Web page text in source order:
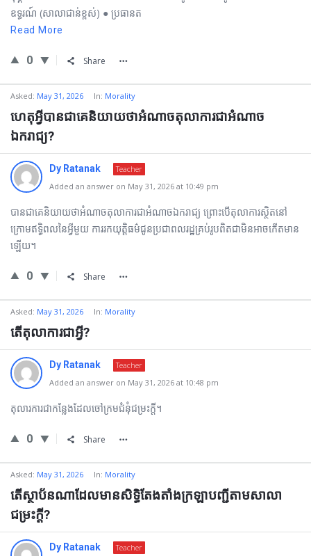
ឧទ្ធរណ៍ (សាលាជាន់ខ្ពស់) ● ប្រធានត
Read More
0 Share
Asked: May 31, 2026 In: Morality
ហេតុអ្វីបានជាគេនិយាយថាអំណាចតុលាការជាអំណាច
ឯករាជ្យ?
Dy Ratanak
Teacher
Added an answer on May 31, 2026 at 10:49 pm
បានជាគេនិយាយថាអំណាចតុលាការជាអំណាចឯករាជ្យ ព្រោះបើតុលាការស្ថិតនៅ
ក្រោមឥទ្ធិពលនៃអ្វីមួយ ការរកយុត្តិធម៌ជូនប្រជាពលរដ្ឋគ្រប់រូបពិតជាមិនអាចកើតមាន
ឡើយ។
0 Share
Asked: May 31, 2026 In: Morality
តើតុលាការជាអ្វី?
Dy Ratanak
Teacher
Added an answer on May 31, 2026 at 10:48 pm
តុលារការជាកន្លែងដែលចៅក្រមជំនុំជម្រះក្ដី។
0 Share
Asked: May 31, 2026 In: Morality
តើស្ថាប័នណាដែលមានសិទ្ធិតែងតាំងក្រឡាបញ្ជីតាមសាលា
ជម្រះក្ដី?
Dy Ratanak
Teacher